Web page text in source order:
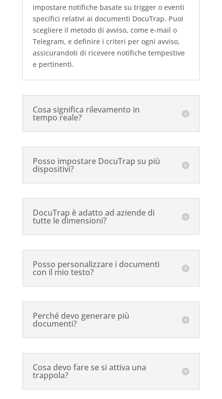
impostare notifiche basate su trigger o eventi
specifici relativi ai documenti DocuTrap. Puoi
scegliere il metodo di avviso, come e-mail o
Telegram, e definire i criteri per ogni avviso,
assicurandoti di ricevere notifiche tempestive
e pertinenti.
Cosa significa rilevamento in
tempo reale?
Posso impostare DocuTrap su più
dispositivi?
DocuTrap è adatto ad aziende di
tutte le dimensioni?
Posso personalizzare i documenti
con il mio testo?
Perché devo generare più
documenti?
Cosa devo fare se si attiva una
trappola?